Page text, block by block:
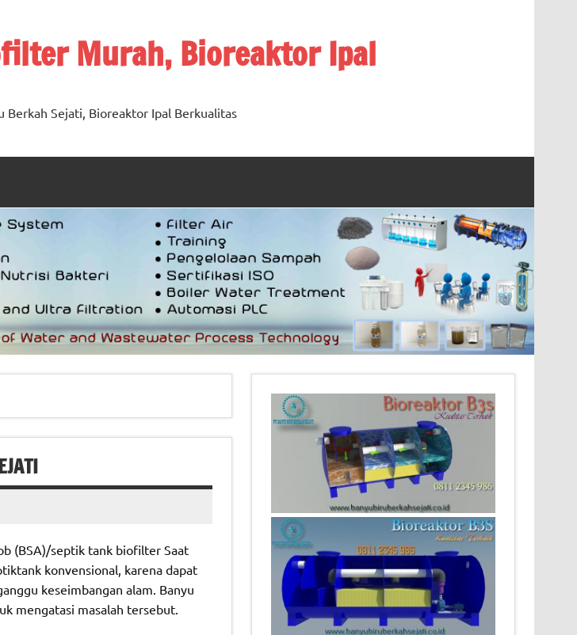
Murah, Bioreaktor Ipal
Sejati, Bioreaktor Ipal Berkualitas
(BSA)/septik tank biofilter Saat
konvensional, karena dapat
keseimbangan alam. Banyu
mengatasi masalah tersebut.